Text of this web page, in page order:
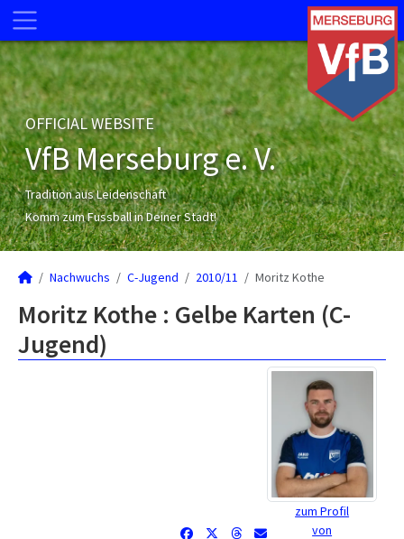
OFFICIAL WEBSITE
VfB Merseburg e. V.
Tradition aus Leidenschaft
Komm zum Fussball in Deiner Stadt!
Nachwuchs C-Jugend 2010/11 Moritz Kothe
Moritz Kothe : Gelbe Karten (C-
Jugend)
zum Profil
von